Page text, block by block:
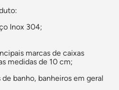
Inox 304;
marcas de caixas
medidas de 10 cm;
de banho, banheiros em geral